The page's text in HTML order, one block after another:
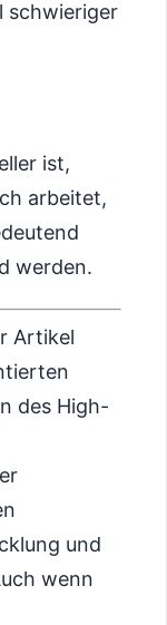
schwieriger
ist,
arbeitet,
werden.
Artikel
des High-
und
wenn